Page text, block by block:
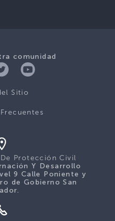
comunidad
Sitio
Protección Civil
Y Desarrollo
9 Calle Poniente y
de Gobierno San